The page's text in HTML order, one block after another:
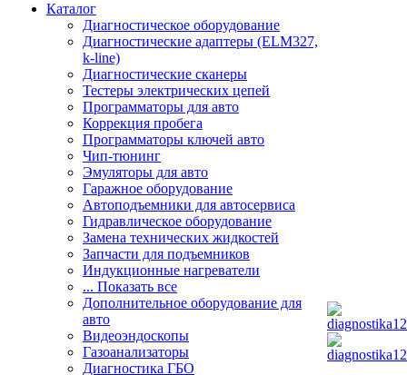
Каталог
Диагностическое оборудование
Диагностические адаптеры (ELM327,
k-line)
Диагностические сканеры
Тестеры электрических цепей
Программаторы для авто
Коррекция пробега
Программаторы ключей авто
Чип-тюнинг
Эмуляторы для авто
Гаражное оборудование
Автоподъемники для автосервиса
Гидравлическое оборудование
Замена технических жидкостей
Запчасти для подъемников
Индукционные нагреватели
... Показать все
Дополнительное оборудование для
авто
Видеоэндоскопы
Газоанализаторы
Диагностика ГБО